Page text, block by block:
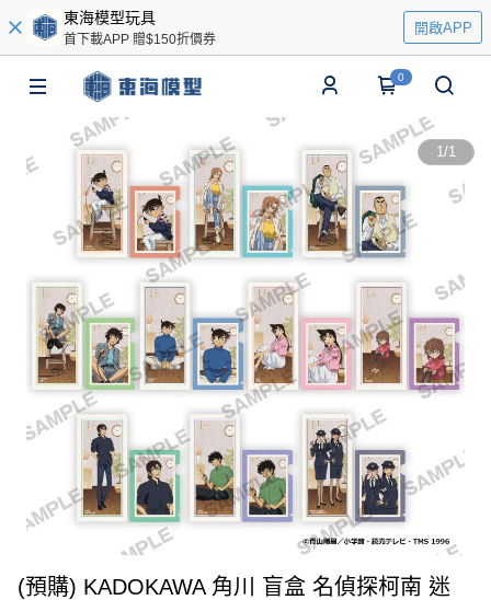
東海模型玩具
首下載APP 贈$150折價券
開啟APP
0
1/1
(預購) KADOKAWA 角川 盲盒 名偵探柯南 迷